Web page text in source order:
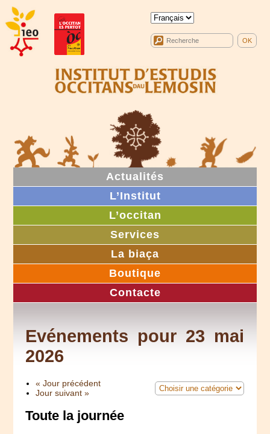
Actualités
L’Institut
L’occitan
Services
La biaça
Boutique
Contacte
Evénements pour 23 mai
2026
« Jour précédent
Jour suivant »
Toute la journée